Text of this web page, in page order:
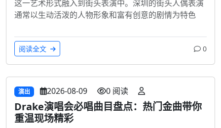
这一艺术形式融入到街头表演中。深圳的街头人偶表演
通常以生动活泼的人物形象和富有创意的剧情为特色
阅读全文 0
演出 2026-08-09 0 阅读
Drake演唱会必唱曲目盘点：热门金曲带你
重温现场精彩